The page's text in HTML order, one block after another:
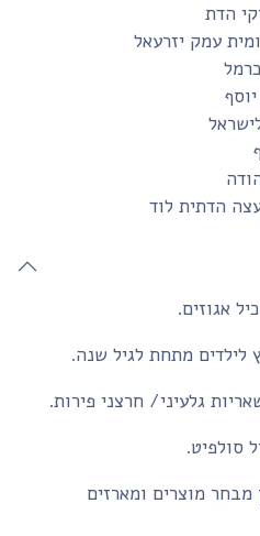
עמק יזרעאל
לוד
מתחת לגיל שנה.
גלעיני/ חרצני פירות.
מוצרים ומארזים